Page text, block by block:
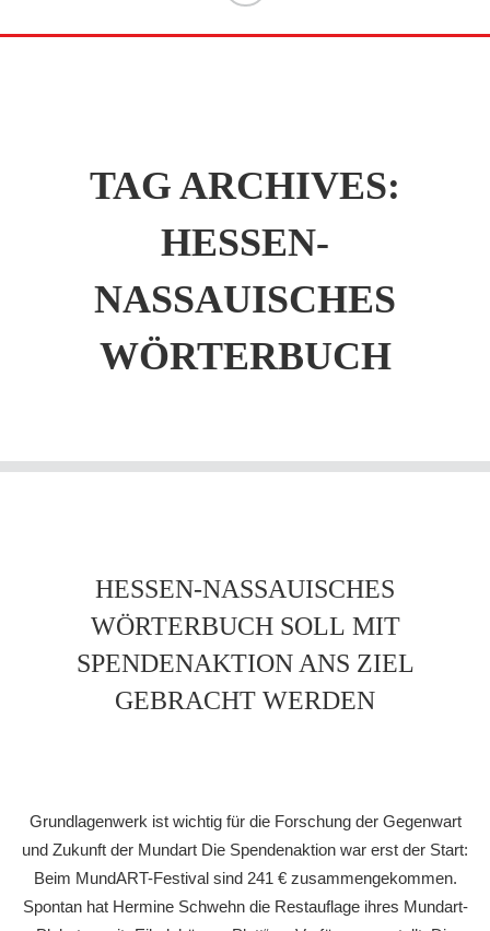
TAG ARCHIVES:
HESSEN-
NASSAUISCHES
WÖRTERBUCH
HESSEN-NASSAUISCHES
WÖRTERBUCH SOLL MIT
SPENDENAKTION ANS ZIEL
GEBRACHT WERDEN
Grundlagenwerk ist wichtig für die Forschung der Gegenwart
und Zukunft der Mundart Die Spendenaktion war erst der Start:
Beim MundART-Festival sind 241 € zusammengekommen.
Spontan hat Hermine Schwehn die Restauflage ihres Mundart-